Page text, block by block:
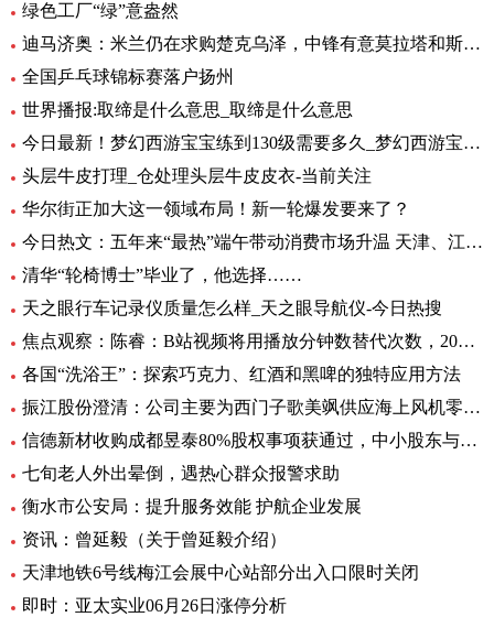
绿色工厂“绿”意盎然
迪马济奥：米兰仍在求购楚克乌泽，中锋有意莫拉塔和斯卡马卡-全球新资讯
全国乒乓球锦标赛落户扬州
世界播报:取缔是什么意思_取缔是什么意思
今日最新！梦幻西游宝宝练到130级需要多久_梦幻西游宝宝练级地点
头层牛皮打理_仓处理头层牛皮皮衣-当前关注
华尔街正加大这一领域布局！新一轮爆发要来了？
今日热文：五年来“最热”端午带动消费市场升温 天津、江苏、重庆等5省销售额超过2019年
清华“轮椅博士”毕业了，他选择……
天之眼行车记录仪质量怎么样_天之眼导航仪-今日热搜
焦点观察：陈睿：B站视频将用播放分钟数替代次数，2022 年 UP 主总收入同比增加 28%
各国“洗浴王”：探索巧克力、红酒和黑啤的独特应用方法
振江股份澄清：公司主要为西门子歌美飒供应海上风机零部件-环球精选
信德新材收购成都昱泰80%股权事项获通过，中小股东与大股东存分歧
七旬老人外出晕倒，遇热心群众报警求助
衡水市公安局：提升服务效能 护航企业发展
资讯：曾延毅（关于曾延毅介绍）
天津地铁6号线梅江会展中心站部分出入口限时关闭
即时：亚太实业06月26日涨停分析